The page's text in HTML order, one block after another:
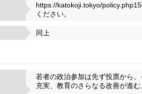
https://katokoji.tokyo/
ください。
同上
若者の政治参加は先ず投票から
充実、教育のさらなる改善が進